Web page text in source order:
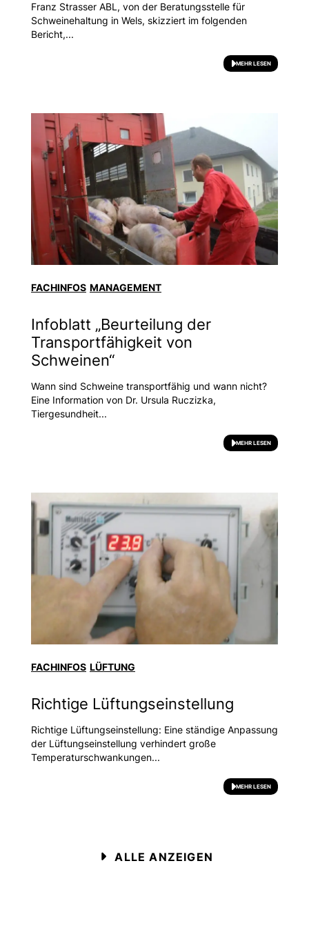
Franz Strasser ABL, von der Beratungsstelle für
Schweinehaltung in Wels, skizziert im folgenden
Bericht,...
MEHR LESEN
FACHINFOS MANAGEMENT
Infoblatt „Beurteilung der
Transportfähigkeit von
Schweinen“
Wann sind Schweine transportfähig und wann nicht?
Eine Information von Dr. Ursula Ruczizka,
Tiergesundheit...
MEHR LESEN
FACHINFOS LÜFTUNG
Richtige Lüftungseinstellung
Richtige Lüftungseinstellung: Eine ständige Anpassung
der Lüftungseinstellung verhindert große
Temperaturschwankungen...
MEHR LESEN
ALLE ANZEIGEN